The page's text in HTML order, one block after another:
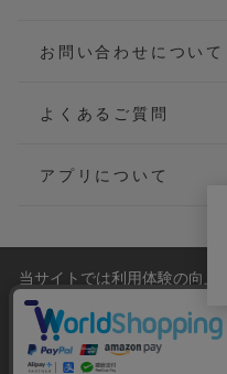
お問い合わせについて
よくあるご質問
アプリについて
会社概要
ご利用規約
当サイトでは利用体験の向上
ラフィックの分析を目的と
サイトの閲覧を継続された
のといたします。